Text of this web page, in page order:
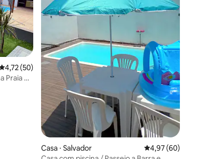
de uma avaliação média de 5, 50 avaliações
4,72 (50)
Praia do
Casa ⋅ Salvador 4,97 de uma
4,97 (60)